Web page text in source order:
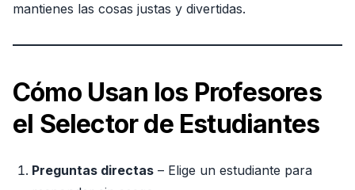
mantienes las cosas justas y divertidas.
Cómo Usan los Profesores
el Selector de Estudiantes
Preguntas directas – Elige un estudiante para